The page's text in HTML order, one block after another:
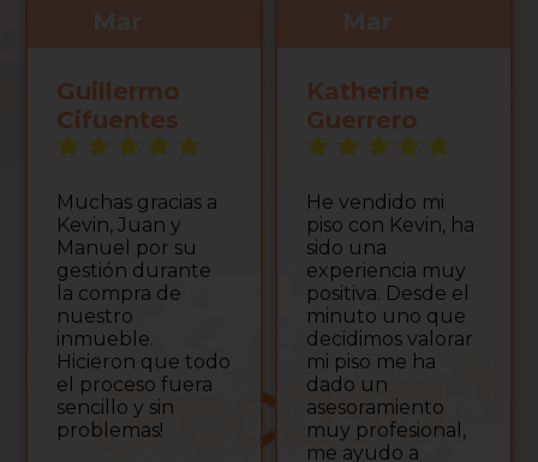
Guillermo
Cifuentes
Muchas gracias a
Kevin, Juan y
Manuel por su
gestión durante
la compra de
nuestro
inmueble.
Hicieron que todo
el proceso fuera
sencillo y sin
problemas!
Katherine
Guerrero
He vendido mi
piso con Kevin, ha
sido una
experiencia muy
positiva. Desde el
minuto uno que
decidimos valorar
mi piso me ha
dado un
asesoramiento
muy profesional,
me ayudo a